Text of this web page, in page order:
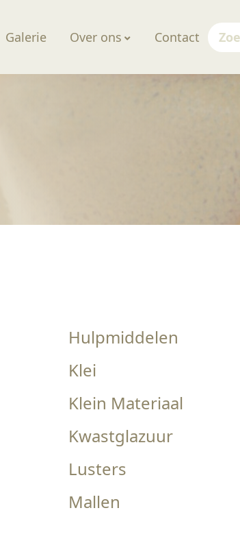
Galerie Over ons Contact
Hulpmiddelen
Klei
Klein Materiaal
Kwastglazuur
Lusters
Mallen